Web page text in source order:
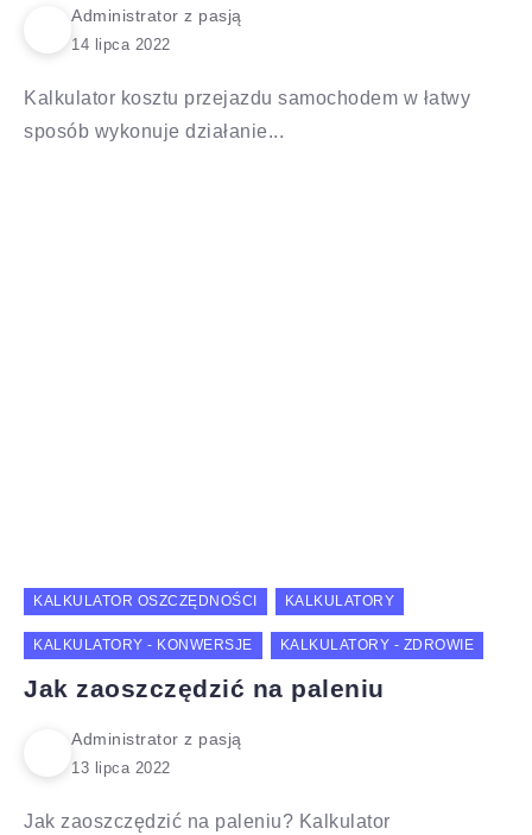
Administrator z pasją
Kalkulator kosztu przejazdu samochodem w łatwy
sposób wykonuje działanie...
KALKULATOR OSZCZĘDNOŚCI KALKULATORY
KALKULATORY - KONWERSJE KALKULATORY - ZDROWIE
Jak zaoszczędzić na paleniu
Administrator z pasją
Jak zaoszczędzić na paleniu? Kalkulator